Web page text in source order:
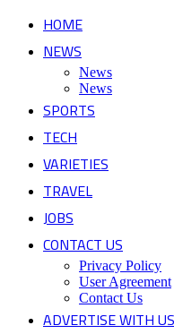
HOME
NEWS
News
News
SPORTS
TECH
VARIETIES
TRAVEL
JOBS
CONTACT US
Privacy Policy
User Agreement
Contact Us
ADVERTISE WITH US